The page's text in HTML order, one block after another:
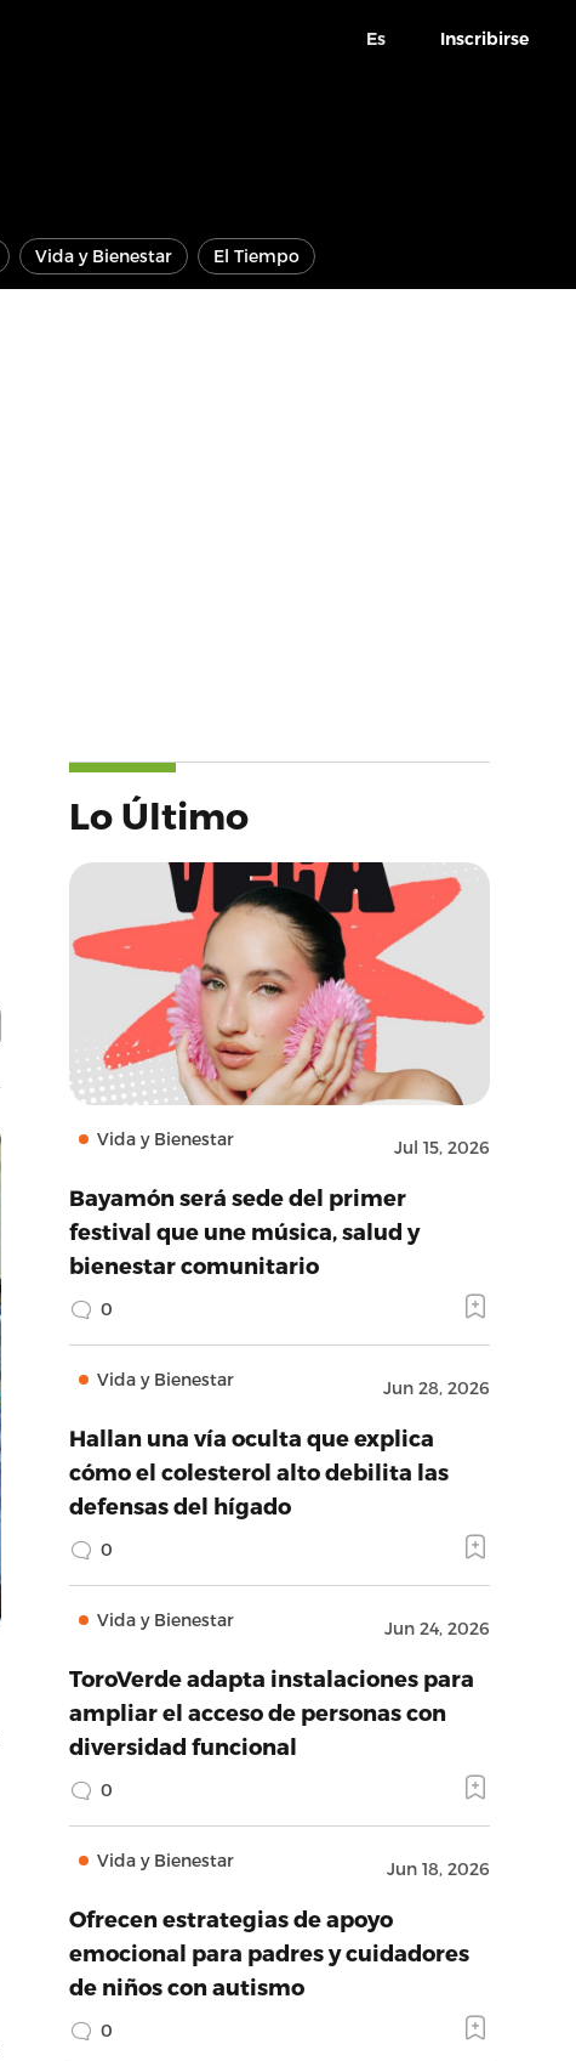
Es Inscribirse
Vida y Bienestar El Tiempo
Lo Último
Vida y Bienestar Jul 15, 2026
Bayamón será sede del primer
festival que une música, salud y
bienestar comunitario
0
Vida y Bienestar Jun 28, 2026
Hallan una vía oculta que explica
cómo el colesterol alto debilita las
defensas del hígado
0
Vida y Bienestar Jun 24, 2026
ToroVerde adapta instalaciones para
ampliar el acceso de personas con
diversidad funcional
0
Vida y Bienestar Jun 18, 2026
Ofrecen estrategias de apoyo
emocional para padres y cuidadores
de niños con autismo
0